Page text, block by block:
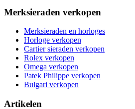
Merksieraden verkopen
Merksieraden en horloges
Horloge verkopen
Cartier sieraden verkopen
Rolex verkopen
Omega verkopen
Patek Philippe verkopen
Bulgari verkopen
Artikelen